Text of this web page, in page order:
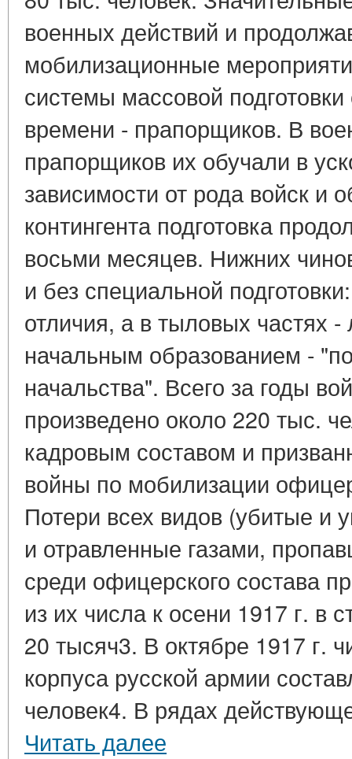
военных действий и
мобилизационные
системы массовой
времени - прапорщиков. В
прапорщиков их обучали в
зависимости от рода войск и
контингента подготовка
восьми месяцев. Нижних
и без специальной
отличия, а в тыловых частях
начальным образованием -
начальства". Всего за годы
произведено около 220 тыс.
кадровым составом и
войны по мобилизации
Потери всех видов (убитые и
и отравленные газами,
среди офицерского состава
из их числа к осени 1917 г. в
20 тысяч3. В октябре 1917 г.
корпуса русской армии
человек4. В рядах
Читать далее